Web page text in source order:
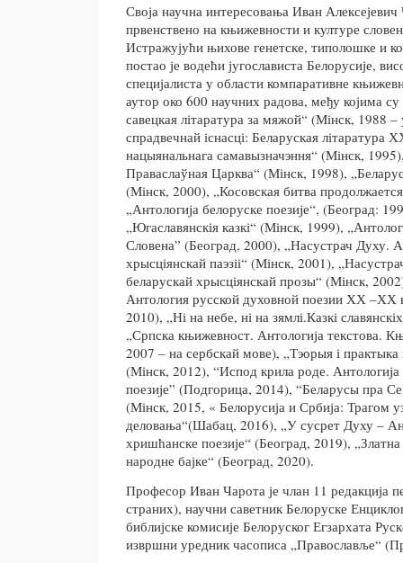
Своја научна интересовања Иван
првенствено на књижевности и културе
Истражујући њихове генетске, типолошке и
постао је водећи југослависта Белорусије,
специјалиста у области компаративне
аутор око 600 научних радова, међу којима
савецкая літаратура за мяжой“ (Мінск, 1988
спрадвечнай існасці: Беларуская літаратура
нацыянальнага самавызначэння“ (Мінск,
Праваслаўная Царква“ (Мінск, 1998),
(Мінск, 2000), „Косовская битва
„Антологиjа белоруске поезиjе“, (Београд:
„Югаславянскія казкі“ (Мінск, 1999),
Словена” (Београд, 2000), „Насустрач Духу.
хрысціянскай паэзіі“ (Мінск, 2001),
беларускай хрысціянскай прозы“ (Мінск,
Антология русской духовной поезии ХХ
2010), „Ні на небе, ні на зямлі.Казкі
„Српска књижевност. Антологија текстова.
2007 – на сербскай мове), „Тэорыя і практыка
(Мінск, 2012), “Испод крила роде. Антологиjа
поезиjе” (Подгорица, 2014), “Беларусы пра
(Мінск, 2015, « Белорусија и Србија: Трагом
деловања“(Шабац, 2016), „У сусрет Духу –
хришћанске поезије“ (Београд, 2019),
народне бајке“ (Београд, 2020).
Професор Иван Чарота је члан 11 редакција
страних), научни саветник Белоруске
библијске комисије Белоруског Егзархата
извршни уредник часописа „Православље“